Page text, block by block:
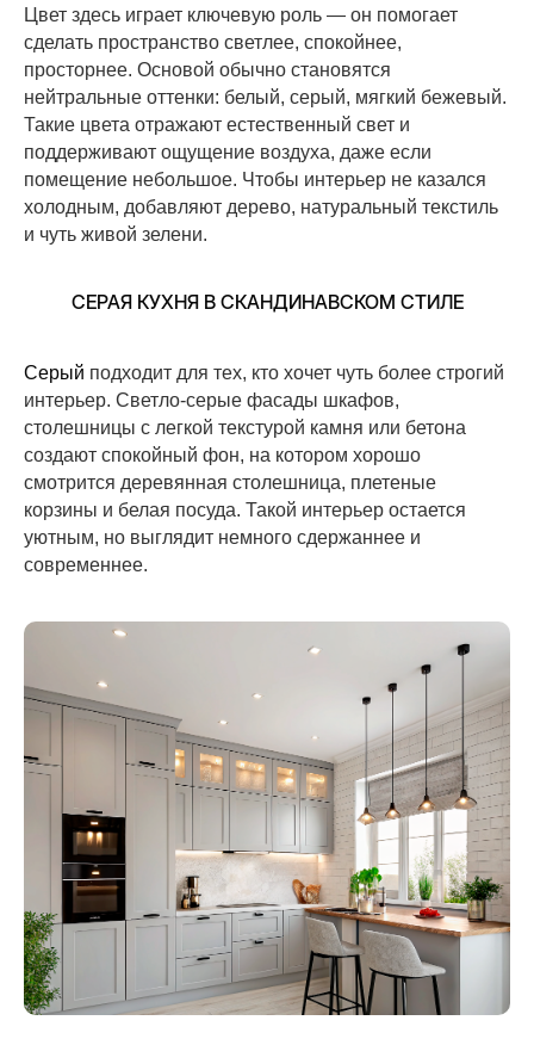
Цвет здесь играет ключевую роль — он помогает
сделать пространство светлее, спокойнее,
просторнее. Основой обычно становятся
нейтральные оттенки: белый, серый, мягкий бежевый.
Такие цвета отражают естественный свет и
поддерживают ощущение воздуха, даже если
помещение небольшое. Чтобы интерьер не казался
холодным, добавляют дерево, натуральный текстиль
и чуть живой зелени.
СЕРАЯ КУХНЯ В СКАНДИНАВСКОМ СТИЛЕ
Серый подходит для тех, кто хочет чуть более строгий
интерьер. Светло-серые фасады шкафов,
столешницы с легкой текстурой камня или бетона
создают спокойный фон, на котором хорошо
смотрится деревянная столешница, плетеные
корзины и белая посуда. Такой интерьер остается
уютным, но выглядит немного сдержаннее и
современнее.